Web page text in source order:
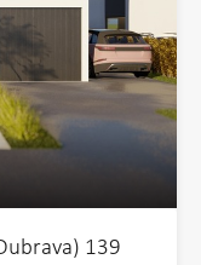
139